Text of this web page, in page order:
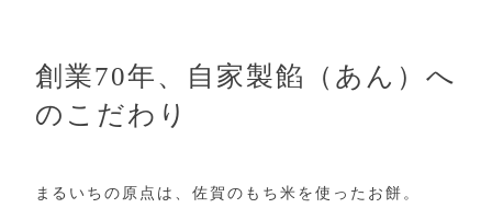
創業70年、自家製餡（あん）へ
のこだわり
まるいちの原点は、佐賀のもち米を使ったお餅。